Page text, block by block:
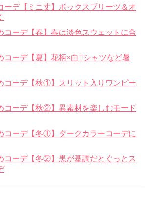
デ【ミニ丈】ボックスプリーツ＆オ
ーデ【春】春は淡色スウェットに合
コーデ【夏】花柄×白Tシャツなど暑
コーデ【秋①】スリット入りワンピー
コーデ【秋②】異素材を楽しむモード
コーデ【冬①】ダークカラーコーデに
コーデ【冬②】黒が基調だとぐっとス